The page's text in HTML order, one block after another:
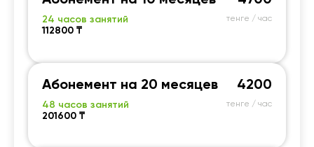
24 часов занятий
112800 ₸
тенге / час
Абонемент на 20 месяцев
48 часов занятий
201600 ₸
4200
тенге / час